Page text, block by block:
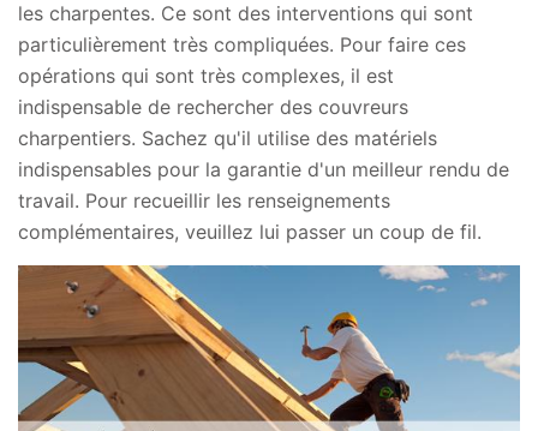
les charpentes. Ce sont des interventions qui sont
particulièrement très compliquées. Pour faire ces
opérations qui sont très complexes, il est
indispensable de rechercher des couvreurs
charpentiers. Sachez qu'il utilise des matériels
indispensables pour la garantie d'un meilleur rendu de
travail. Pour recueillir les renseignements
complémentaires, veuillez lui passer un coup de fil.